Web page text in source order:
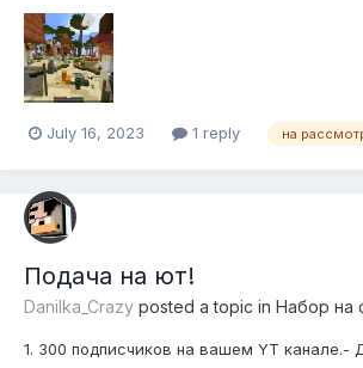
July 16, 2023 1 reply на
Подача на ют!
Danilka_Crazy posted a topic in Набор на
1. 300 подписчиков на вашем YT канале.-